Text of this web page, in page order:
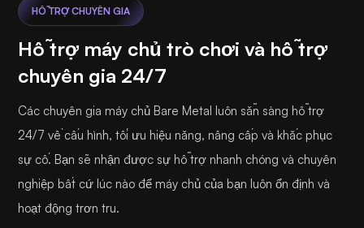
HỖ TRỢ CHUYÊN GIA
Hỗ trợ máy chủ trò chơi và hỗ trợ
chuyên gia 24/7
Các chuyên gia máy chủ Bare Metal luôn sẵn sàng hỗ trợ
24/7 về cấu hình, tối ưu hiệu năng, nâng cấp và khắc phục
sự cố. Bạn sẽ nhận được sự hỗ trợ nhanh chóng và chuyên
nghiệp bất cứ lúc nào để máy chủ của bạn luôn ổn định và
hoạt động trơn tru.